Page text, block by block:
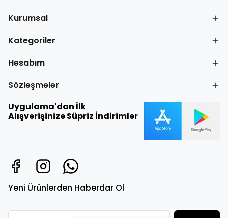
Kurumsal
Kategoriler
Hesabım
Sözleşmeler
Uygulama'dan İlk
Alışverişinize Süpriz İndirimler
Yeni Ürünlerden Haberdar Ol